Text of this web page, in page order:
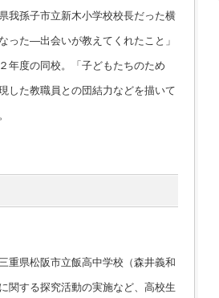
我孫子市立新木小学校校長だった横
った―出会いが教えてくれたこと」
年度の同校。「子どもたちのため
した教職員との団結力などを描いて
重県松阪市立飯高中学校（森井義和
関する探究活動の実施など、高校生